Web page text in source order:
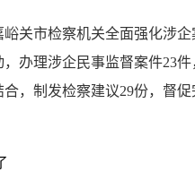
峪关市检察机关全面强化涉
，办理涉企民事监督案件23
合，制发检察建议29份，督